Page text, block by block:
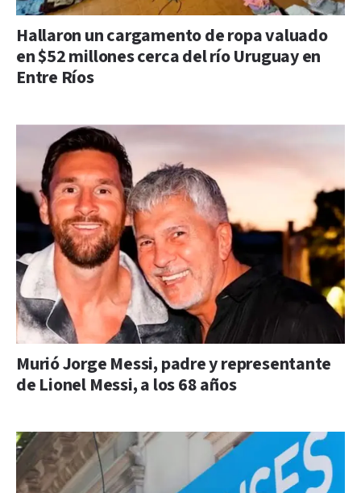
Hallaron un cargamento de ropa valuado
en $52 millones cerca del río Uruguay en
Entre Ríos
Murió Jorge Messi, padre y representante
de Lionel Messi, a los 68 años